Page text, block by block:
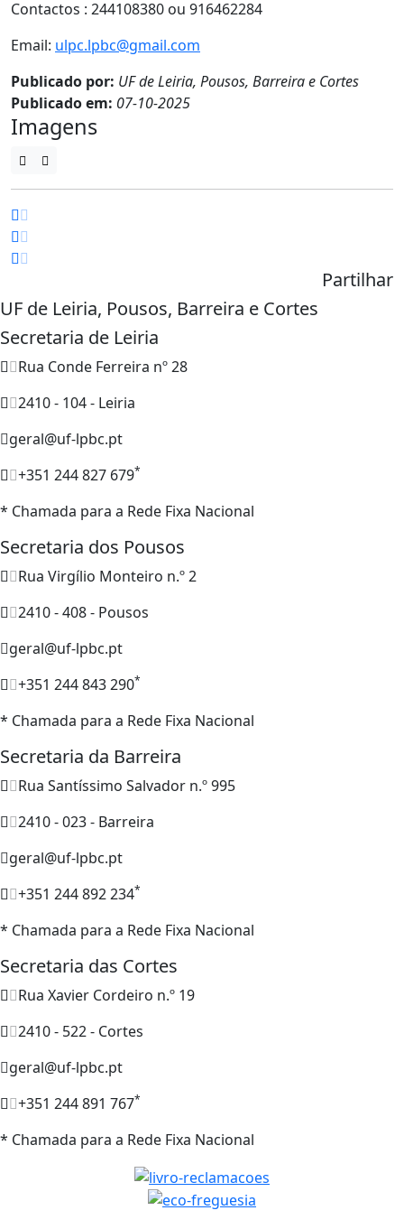
Contactos : 244108380 ou 916462284
Email: ulpc.lpbc@gmail.com
Publicado por: UF de Leiria, Pousos, Barreira e Cortes
Publicado em: 07-10-2025
Imagens
Partilhar
UF de Leiria, Pousos, Barreira e Cortes
Secretaria de Leiria
Rua Conde Ferreira nº 28
2410 - 104 - Leiria
geral@uf-lpbc.pt
+351 244 827 679*
* Chamada para a Rede Fixa Nacional
Secretaria dos Pousos
Rua Virgílio Monteiro n.º 2
2410 - 408 - Pousos
geral@uf-lpbc.pt
+351 244 843 290*
* Chamada para a Rede Fixa Nacional
Secretaria da Barreira
Rua Santíssimo Salvador n.º 995
2410 - 023 - Barreira
geral@uf-lpbc.pt
+351 244 892 234*
* Chamada para a Rede Fixa Nacional
Secretaria das Cortes
Rua Xavier Cordeiro n.º 19
2410 - 522 - Cortes
geral@uf-lpbc.pt
+351 244 891 767*
* Chamada para a Rede Fixa Nacional